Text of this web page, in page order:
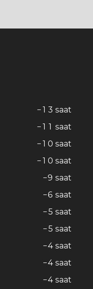
− 1 3 saat
− 1 1 saat
− 1 0 saat
− 1 0 saat
−9 saat
−6 saat
−5 saat
−5 saat
−4 saat
−4 saat
−4 saat